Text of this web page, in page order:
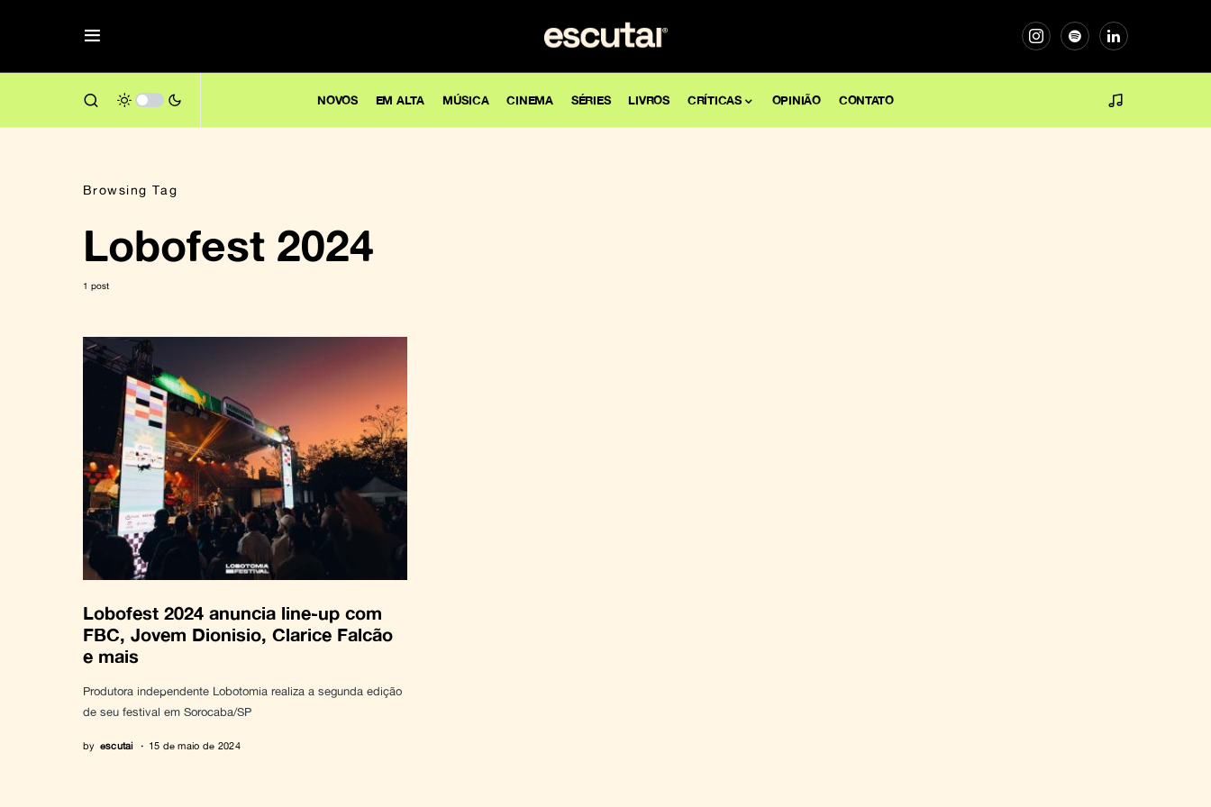
NOVOS EM ALTA MÚSICA CINEMA SÉRIES LIVROS CRÍTICAS OPINIÃO CONTATO
Browsing Tag
Lobofest 2024
1 post
Lobofest 2024 anuncia line-up com
FBC, Jovem Dionisio, Clarice Falcão
e mais
Produtora independente Lobotomia realiza a segunda edição
de seu festival em Sorocaba/SP
by escutai 15 de maio de 2024